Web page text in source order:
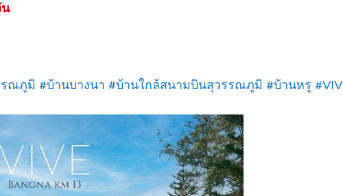
ณภูมิ #บ้านบางนา #บ้านใกล้สนามบินสุวรรณภูมิ #บ้านหรู